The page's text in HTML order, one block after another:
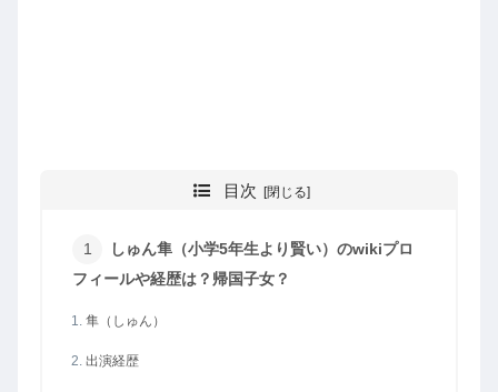
目次
しゅん隼（小学5年生より賢い）のwikiプロ
フィールや経歴は？帰国子女？
隼（しゅん）
出演経歴